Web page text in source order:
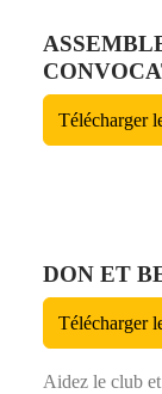
Télécharger
DON ET
Télécharger
Aidez le club